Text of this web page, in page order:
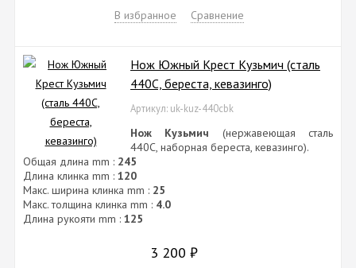
В избранное
Сравнение
Нож Южный Крест Кузьмич (сталь
440C, береста, кевазинго)
Артикул: uk-kuz-440cbk
Нож Кузьмич (нержавеющая сталь
440C, наборная береста, кевазинго).
Общая длина mm : 245
Длина клинка mm : 120
Макс. ширина клинка mm : 25
Макс. толщина клинка mm : 4.0
Длина рукояти mm : 125
3 200 ₽